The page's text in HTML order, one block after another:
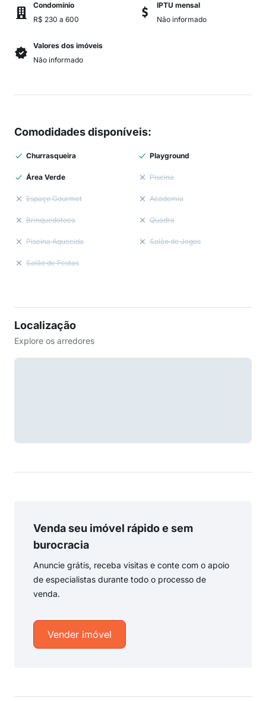
Condomínio
R$ 230 a 600
IPTU mensal
Não informado
Valores dos imóveis
Não informado
Comodidades disponíveis:
Churrasqueira Playground
Área Verde Piscina
Espaço Gourmet Academia
Brinquedoteca Quadra
Piscina Aquecida Salão de Jogos
Salão de Festas
Localização
Explore os arredores
Venda seu imóvel rápido e sem
burocracia
Anuncie grátis, receba visitas e conte com o apoio
de especialistas durante todo o processo de
venda.
Vender imóvel